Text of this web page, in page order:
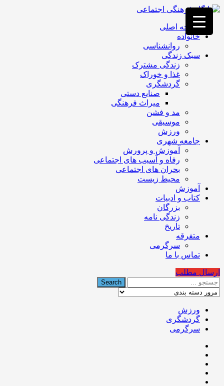
فصد
خون
غرب
تهران
خشکشویی
تصفیه
تهران
صفحه اصلی
خانواده
روانشناسی
سبک زندگی
زندگی مشترک
غذا و خوراک
گردشگری
صنایع دستی
میراث فرهنگی
مد و فشن
موسیقی
ورزش
جامعه شهری
آموزش و پرورش
رفاه و آسیب های اجتماعی
بحران های اجتماعی
محیط زیست
آموزش
کتاب و ادبیات
بزرگان
زندگی نامه
تاریخ
متفرقه
سرگرمی
تماس با ما
ارسال مطلب
ورزش
گردشگری
سرگرمی